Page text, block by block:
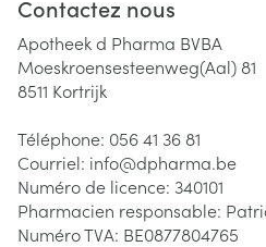
Contactez nous
Apotheek d Pharma BVBA
Moeskroensesteenweg(Aal) 81
8511 Kortrijk
Téléphone: 056 41 36 81
Courriel: info@dpharma.be
Numéro de licence: 340101
Pharmacien responsable:
Numéro TVA: BE0877804765